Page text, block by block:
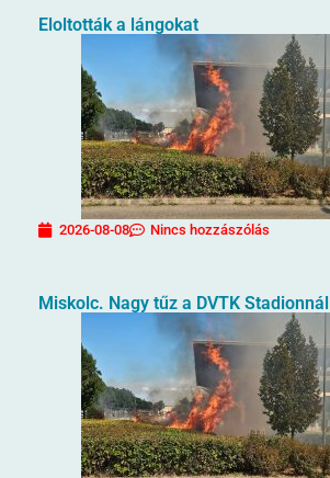
Eloltották a lángokat
2026-08-08 Nincs hozzászólás
Miskolc. Nagy tűz a DVTK Stadionnál